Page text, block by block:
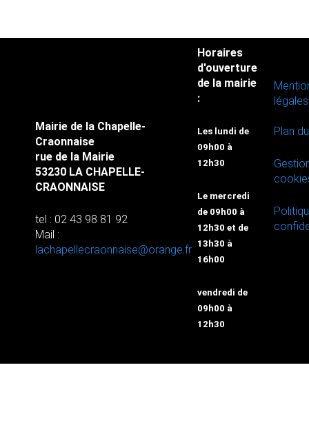
Mairie de la Chapelle-
Craonnaise
rue de la Mairie
53230 LA CHAPELLE-
CRAONNAISE
tel : 02 43 98 81 92
Mail :
lachapellecraonnaise@orange.fr
Horaires
d'ouverture
de la mairie
:
Les lundi de
09h00 à
12h30
Le mercredi
de 09h00 à
12h30 et de
13h30 à
16h00
vendredi de
09h00 à
12h30
légales
Plan